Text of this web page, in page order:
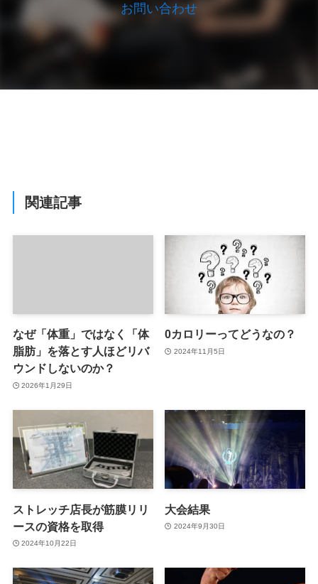
お問い合わせ
関連記事
なぜ「体重」ではなく「体
脂肪」を落とす人ほどリバ
ウンドしないのか？
2026年1月29日
0カロリーってどうなの？
2024年11月5日
ストレッチ店長が筋膜リリ
ースの資格を取得
2024年10月22日
大会結果
2024年9月30日